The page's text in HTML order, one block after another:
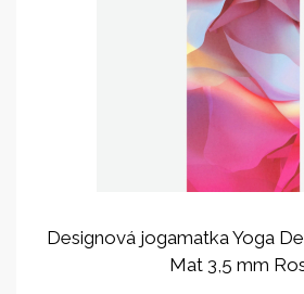
Designová jogamatka Yoga
Mat 3,5 mm